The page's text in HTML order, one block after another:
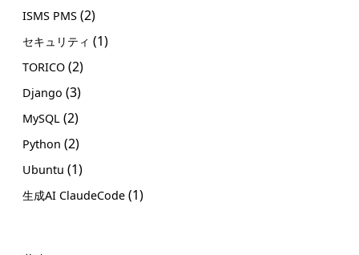
ISMS PMS (2)
セキュリティ (1)
TORICO (2)
Django (3)
MySQL (2)
Python (2)
Ubuntu (1)
生成AI ClaudeCode (1)